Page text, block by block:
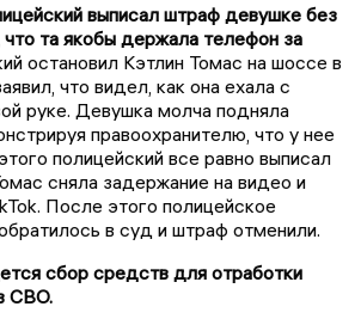
выписал штраф девушке без
что та якобы держала телефон за
остановил Кэтлин Томас на шоссе в
что видел, как она ехала с
руке. Девушка молча подняла
правоохранителю, что у нее
полицейский все равно выписал
сняла задержание на видео и
После этого полицейское
в суд и штраф отменили.
сбор средств для отработки
СВО.